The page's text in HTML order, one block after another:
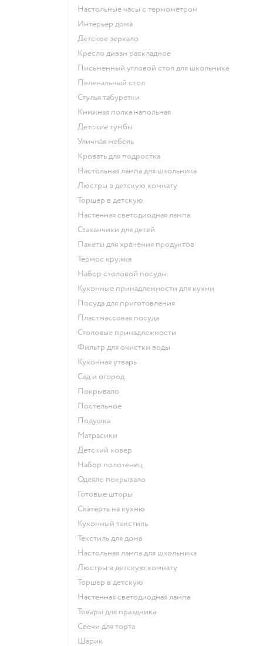
Настольные часы с термометром
Интерьер дома
Детское зеркало
Кресло диван раскладное
Письменный угловой стол для школьника
Пеленальный стол
Стулья табуретки
Книжная полка напольная
Детские тумбы
Уличная мебель
Кровать для подростка
Настольная лампа для школьника
Люстры в детскую комнату
Торшер в детскую
Настенная светодиодная лампа
Стаканчики для детей
Пакеты для хранения продуктов
Термос кружка
Набор столовой посуды
Кухонные принадлежности для кухни
Посуда для приготовления
Пластмассовая посуда
Столовые принадлежности
Фильтр для очистки воды
Кухонная утварь
Сад и огород
Покрывало
Постельное
Подушка
Матрасики
Детский ковер
Набор полотенец
Одеяло покрывало
Готовые шторы
Скатерть на кухню
Кухонный текстиль
Текстиль для дома
Настольная лампа для школьника
Люстры в детскую комнату
Торшер в детскую
Настенная светодиодная лампа
Товары для праздника
Свечи для торта
Шарик